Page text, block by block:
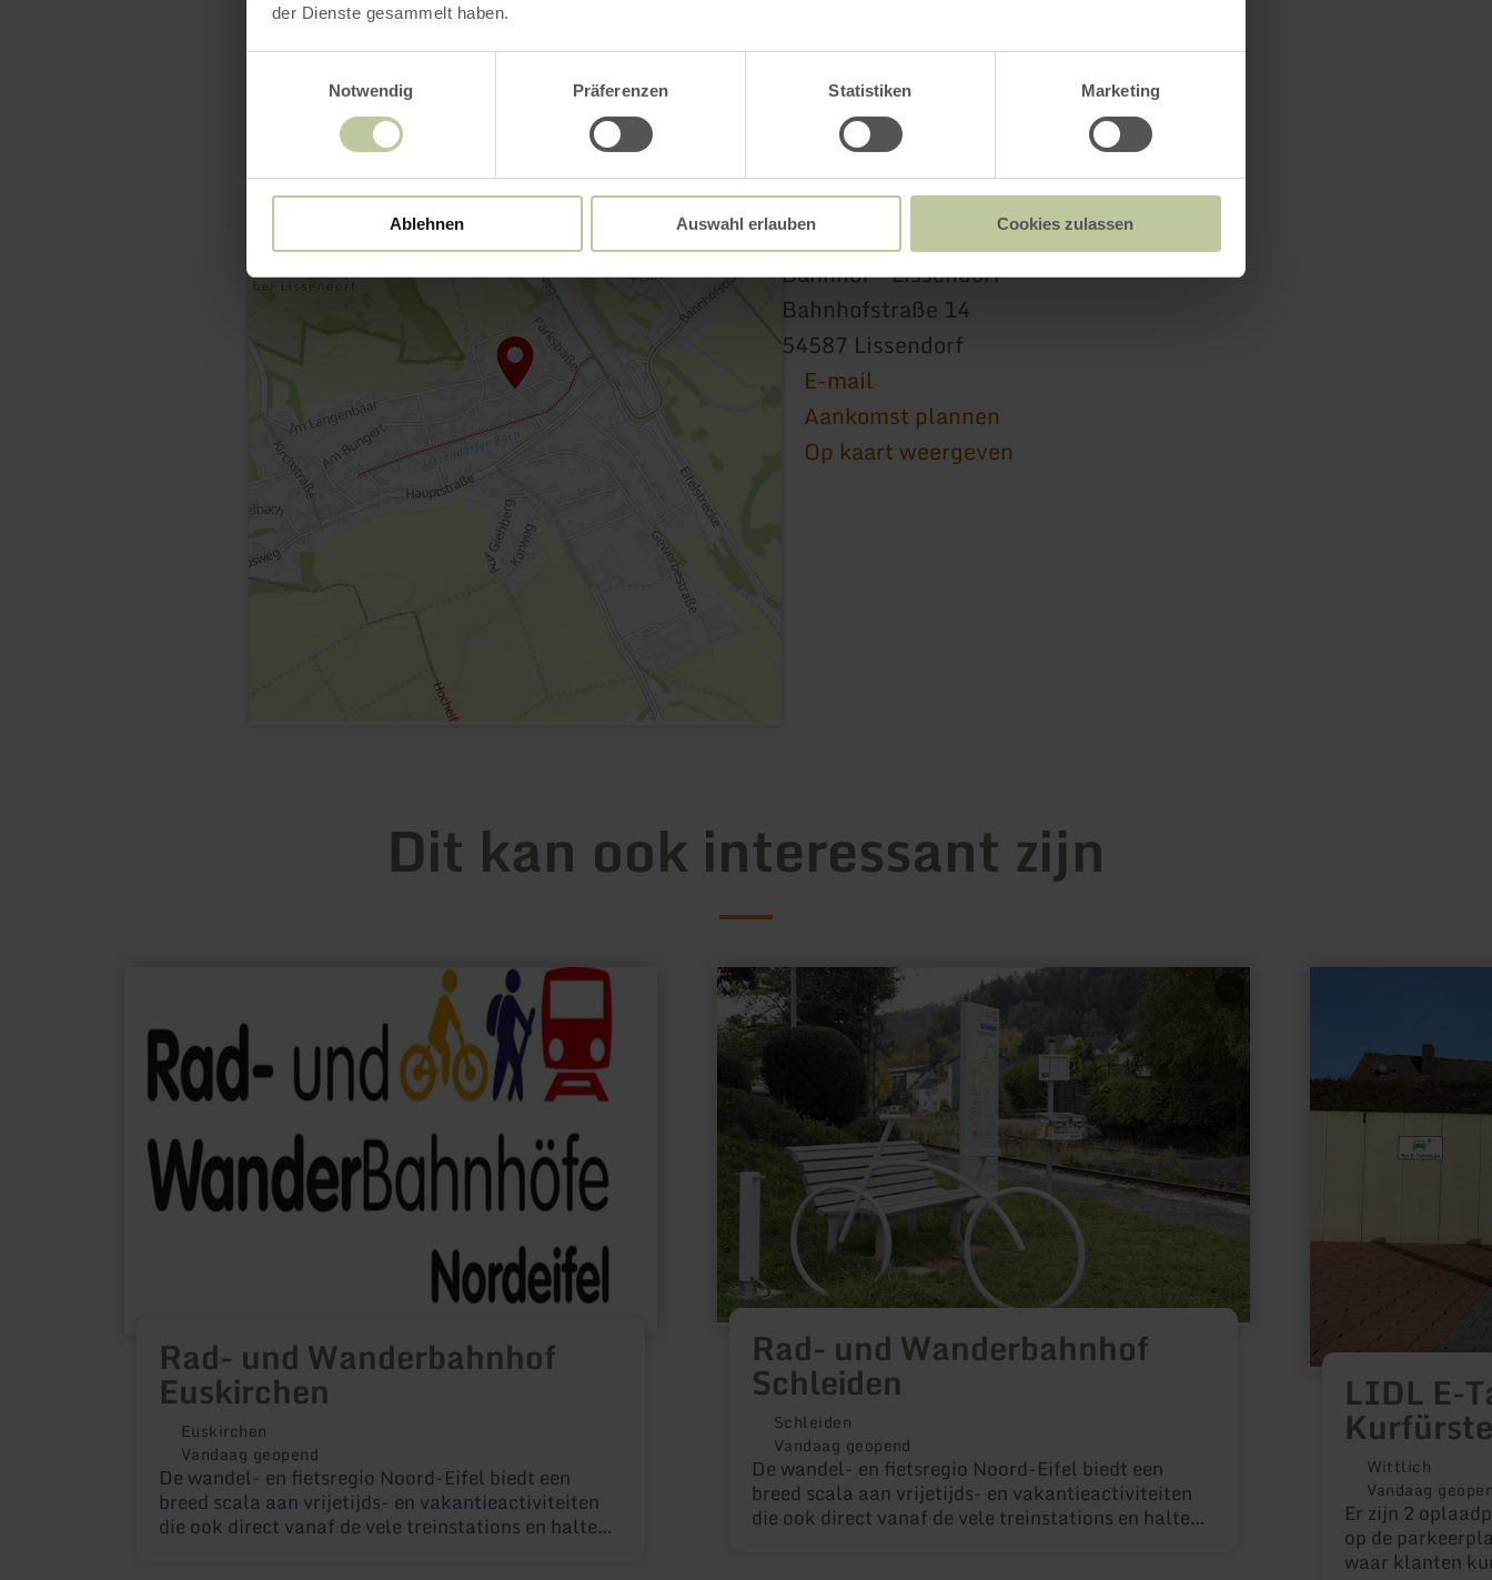
der Dienste gesammelt haben.
Notwendig
Präferenzen Statistiken Marketing
Ablehnen Auswahl erlauben Cookies zulassen
Bahnhof - Lissendorf
Bahnhofstraße 14
54587 Lissendorf
E-mail
Aankomst plannen
Op kaart weergeven
Dit kan ook interessant zijn
Rad- und Wanderbahnhof
Euskirchen
Euskirchen
Vandaag geopend
De wandel- en fietsregio Noord-Eifel biedt een
breed scala aan vrijetijds- en vakantieactiviteiten
die ook direct vanaf de vele treinstations en haltes
Rad-
Wanderbahnhof
Euskirchen
Rad- und Wanderbahnhof
Schleiden
Schleiden
Vandaag geopend
De wandel- en fietsregio Noord-Eifel biedt een
breed scala aan vrijetijds- en vakantieactiviteiten
die ook direct vanaf de vele treinstations en haltes
meer
informatie
over:
Rad-
und
Wanderbahnhof
Schleiden
LIDL E-
Wittlich
Vandaag
Er zijn 2
op de
waar klanten
Tankstelle
Wittlich